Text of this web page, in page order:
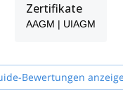
for more than 20 years. I
if I'm not available for
Zertifikate
AAGM | UIAGM
Bewertungen